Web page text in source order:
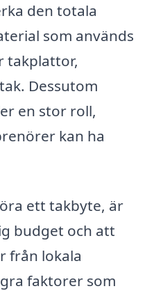
den totala
som används
takplattor,
Dessutom
en stor roll,
kan ha
ett takbyte, är
budget och att
från lokala
faktorer som